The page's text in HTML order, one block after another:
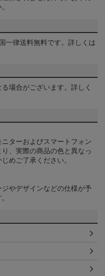
一律送料無料です。詳しくは
場合がございます。詳しく
ターおよびスマートフォン
、実際の商品の色と異なっ
めご了承ください。
やデザインなどの仕様が予